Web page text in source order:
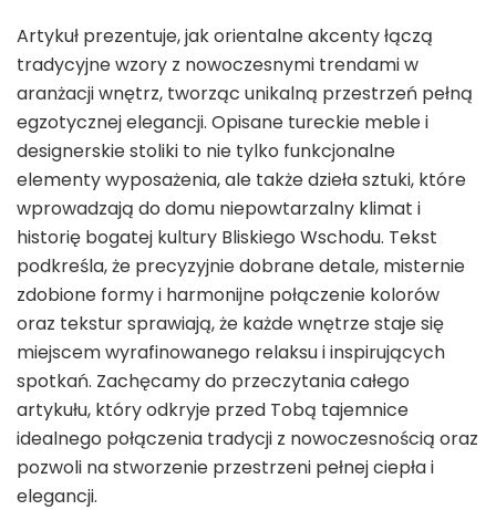
Artykuł prezentuje, jak orientalne akcenty łączą
tradycyjne wzory z nowoczesnymi trendami w
aranżacji wnętrz, tworząc unikalną przestrzeń pełną
egzotycznej elegancji. Opisane tureckie meble i
designerskie stoliki to nie tylko funkcjonalne
elementy wyposażenia, ale także dzieła sztuki, które
wprowadzają do domu niepowtarzalny klimat i
historię bogatej kultury Bliskiego Wschodu. Tekst
podkreśla, że precyzyjnie dobrane detale, misternie
zdobione formy i harmonijne połączenie kolorów
oraz tekstur sprawiają, że każde wnętrze staje się
miejscem wyrafinowanego relaksu i inspirujących
spotkań. Zachęcamy do przeczytania całego
artykułu, który odkryje przed Tobą tajemnice
idealnego połączenia tradycji z nowoczesnością oraz
pozwoli na stworzenie przestrzeni pełnej ciepła i
elegancji.